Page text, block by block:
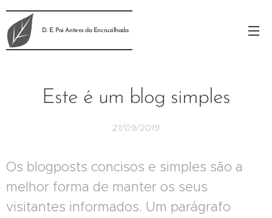
D. E. Pai Antero da Encruzilhada
Este é um blog simples
21/09/2019
Os blogposts concisos e simples são a
melhor forma de manter os seus
visitantes informados. Um parágrafo